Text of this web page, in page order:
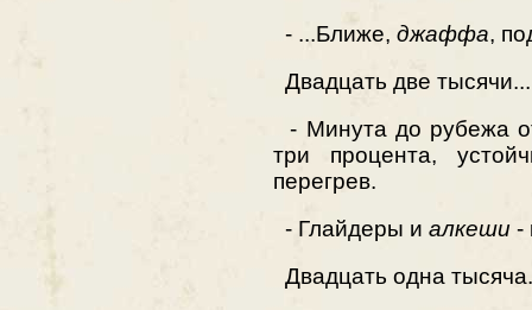
- ...Ближе, джаффа,
Двадцать две тысячи...
- Минута до рубежа
три процента,
перегрев.
- Глайдеры и алкеши -
Двадцать одна